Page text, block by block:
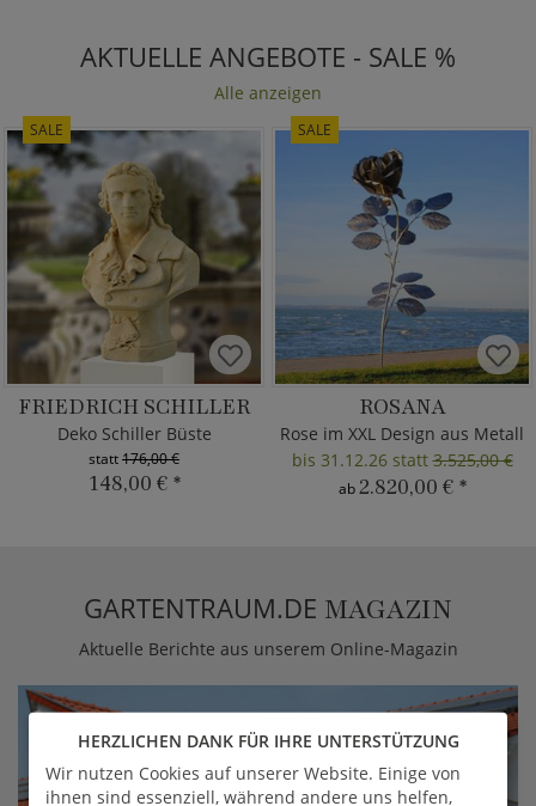
AKTUELLE ANGEBOTE - SALE %
Alle anzeigen
SALE
FRIEDRICH SCHILLER
Deko Schiller Büste
statt176,00 €
148,00 € *
SALE
ROSANA
Rose im XXL Design aus Metall
bis 31.12.26 statt3.525,00 €
ab2.820,00 € *
GARTENTRAUM.DE MAGAZIN
Aktuelle Berichte aus unserem Online-Magazin
HERZLICHEN DANK FÜR IHRE UNTERSTÜTZUNG
Wir nutzen Cookies auf unserer Website. Einige von
ihnen sind essenziell, während andere uns helfen,